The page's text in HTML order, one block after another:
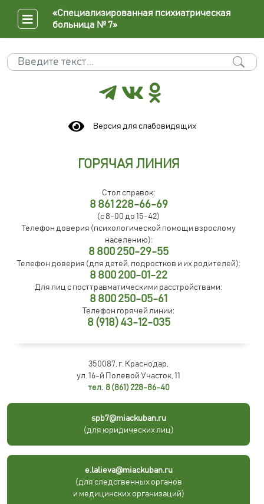
Поиск
Версия для слабовидящих
ГОРЯЧАЯ ЛИНИЯ
Стол справок:
8 861 228-66-69
(с 8-00 до 15-42)
Телефон доверия (психологической помощи взрослому
населению):
8 800 250-29-55
Телефон доверия (для детей, подростков и их родителей):
8 800 200-01-22
Для лиц с посттравматическими расстройствами:
8 800 250-05-61
Телефон горячей линии:
8 (918) 43-12-035
350087, г. Краснодар,
ул. 16-й Полевой Участок, 11
тел. 8 (861) 228-86-40
spb7@miackuban.ru
(для юридических лиц)
e.lalieva@miackuban.ru
(для следственных органов
и медицинских организаций)
«Специализированная психиатрическая
больница № 7»